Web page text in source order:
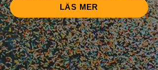
LÄS MER